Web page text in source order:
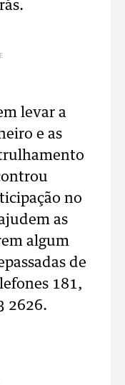
levar a
e as
no
as
algum
de
181,
2626.